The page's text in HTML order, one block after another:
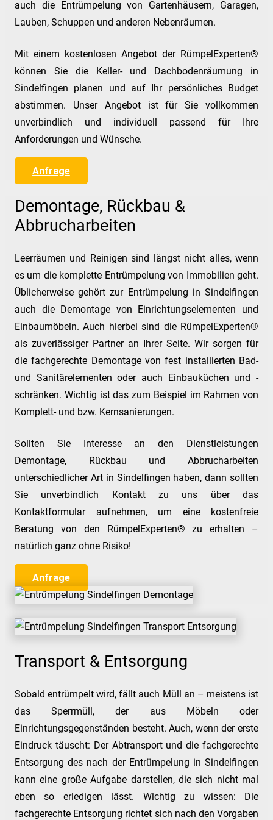
auch die Entrümpelung von Gartenhäusern, Garagen,
Lauben, Schuppen und anderen Nebenräumen.
Mit einem kostenlosen Angebot der RümpelExperten®
können Sie die Keller- und Dachbodenräumung in
Sindelfingen planen und auf Ihr persönliches Budget
abstimmen. Unser Angebot ist für Sie vollkommen
unverbindlich und individuell passend für Ihre
Anforderungen und Wünsche.
Anfrage
Demontage, Rückbau &
Abbrucharbeiten
Leerräumen und Reinigen sind längst nicht alles, wenn
es um die komplette Entrümpelung von Immobilien geht.
Üblicherweise gehört zur Entrümpelung in Sindelfingen
auch die Demontage von Einrichtungselementen und
Einbaumöbeln. Auch hierbei sind die RümpelExperten®
als zuverlässiger Partner an Ihrer Seite. Wir sorgen für
die fachgerechte Demontage von fest installierten Bad-
und Sanitärelementen oder auch Einbauküchen und -
schränken. Wichtig ist das zum Beispiel im Rahmen von
Komplett- und bzw. Kernsanierungen.
Sollten Sie Interesse an den Dienstleistungen
Demontage, Rückbau und Abbrucharbeiten
unterschiedlicher Art in Sindelfingen haben, dann sollten
Sie unverbindlich Kontakt zu uns über das
Kontaktformular aufnehmen, um eine kostenfreie
Beratung von den RümpelExperten® zu erhalten –
natürlich ganz ohne Risiko!
Anfrage
Transport & Entsorgung
Sobald entrümpelt wird, fällt auch Müll an – meistens ist
das Sperrmüll, der aus Möbeln oder
Einrichtungsgegenständen besteht. Auch, wenn der erste
Eindruck täuscht: Der Abtransport und die fachgerechte
Entsorgung des nach der Entrümpelung in Sindelfingen
kann eine große Aufgabe darstellen, die sich nicht mal
eben so erledigen lässt. Wichtig zu wissen: Die
fachgerechte Entsorgung richtet sich nach den Vorgaben